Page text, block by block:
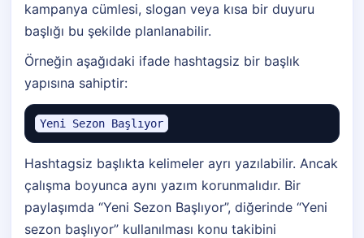
kampanya cümlesi, slogan veya kısa bir duyuru
başlığı bu şekilde planlanabilir.
Örneğin aşağıdaki ifade hashtagsiz bir başlık
yapısına sahiptir:
Yeni Sezon Başlıyor
Hashtagsiz başlıkta kelimeler ayrı yazılabilir. Ancak
çalışma boyunca aynı yazım korunmalıdır. Bir
paylaşımda “Yeni Sezon Başlıyor”, diğerinde “Yeni
sezon başlıyor” kullanılması konu takibini